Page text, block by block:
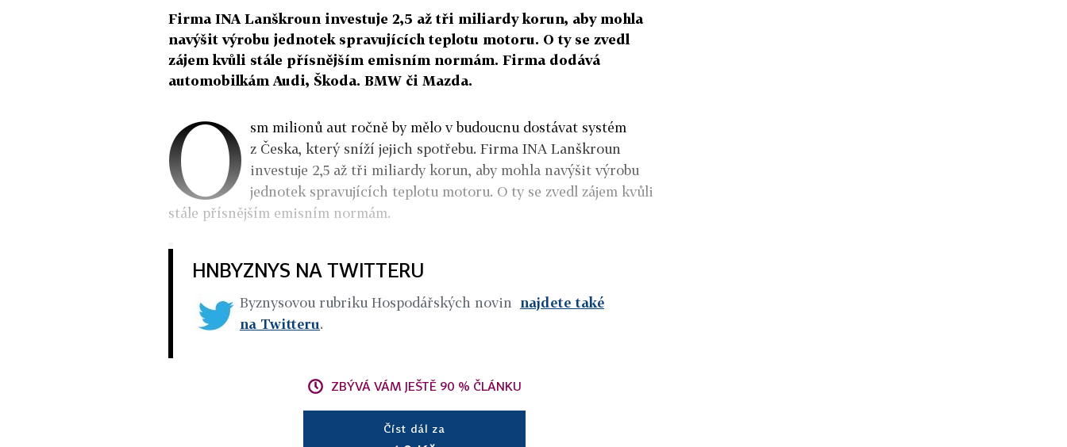
Firma INA Lanškroun investuje 2,5 až tři miliardy korun, aby mohla
navýšit výrobu jednotek spravujících teplotu motoru. O ty se zvedl
zájem kvůli stále přísnějším emisním normám. Firma dodává
automobilkám Audi, Škoda. BMW či Mazda.
O sm milionů aut ročně by mělo v budoucnu dostávat systém
z Česka, který sníží jejich spotřebu. Firma INA Lanškroun
investuje 2,5 až tři miliardy korun, aby mohla navýšit výrobu
jednotek spravujících teplotu motoru. O ty se zvedl zájem kvůli
stále přísnějším emisním normám.
HNBYZNYS NA TWITTERU
Byznysovou rubriku Hospodářských novin najdete také
na Twitteru.
ZBÝVÁ VÁM JEŠTĚ 90 % ČLÁNKU
Číst dál za